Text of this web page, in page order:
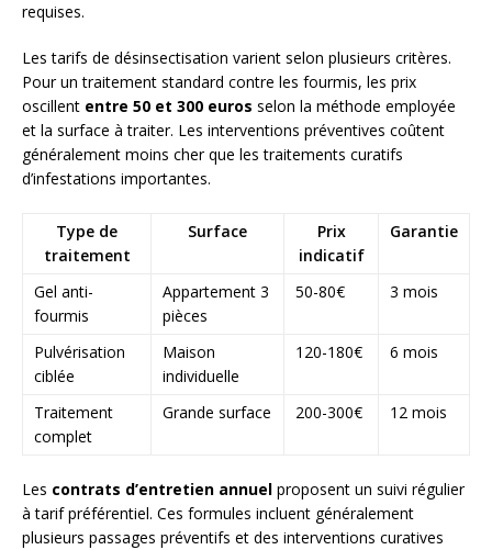
requises.
Les tarifs de désinsectisation varient selon plusieurs critères.
Pour un traitement standard contre les fourmis, les prix
oscillent entre 50 et 300 euros selon la méthode employée
et la surface à traiter. Les interventions préventives coûtent
généralement moins cher que les traitements curatifs
d’infestations importantes.
Type de
traitement
Surface
Prix
indicatif
Garantie
Gel anti-
fourmis
Appartement 3
pièces
50-80€ 3 mois
Pulvérisation
ciblée
Maison
individuelle
120-180€ 6 mois
Traitement
complet
Grande surface 200-300€ 12 mois
Les contrats d’entretien annuel proposent un suivi régulier
à tarif préférentiel. Ces formules incluent généralement
plusieurs passages préventifs et des interventions curatives